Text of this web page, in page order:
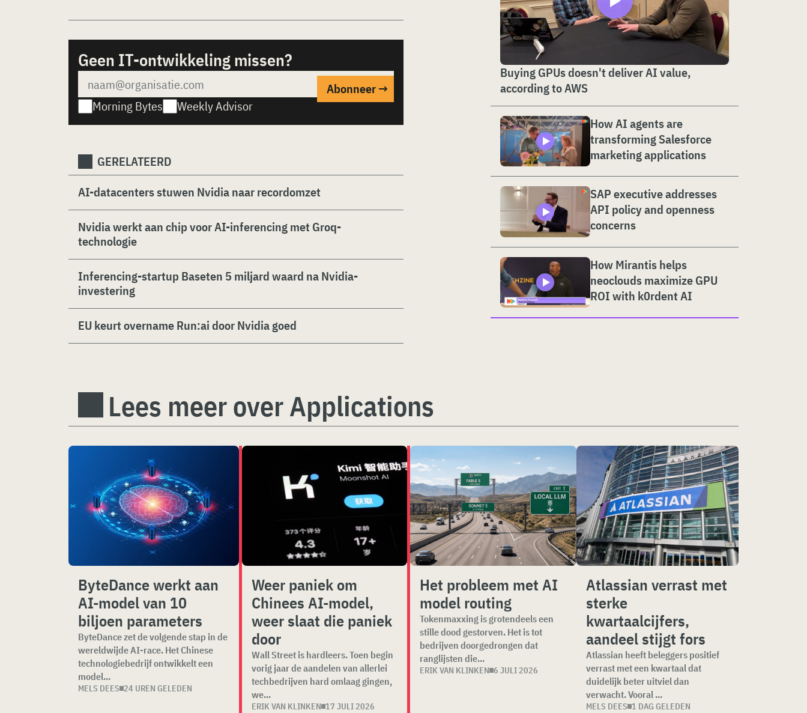
Geen IT-ontwikkeling missen?
Morning Bytes Weekly Advisor
GERELATEERD
AI-datacenters stuwen Nvidia naar recordomzet
Nvidia werkt aan chip voor AI-inferencing met Groq-
technologie
Inferencing-startup Baseten 5 miljard waard na Nvidia-
investering
EU keurt overname Run:ai door Nvidia goed
Buying GPUs doesn't deliver AI value,
according to AWS
How AI agents are
transforming Salesforce
marketing applications
SAP executive addresses
API policy and openness
concerns
How Mirantis helps
neoclouds maximize GPU
ROI with k0rdent AI
Lees meer over Applications
ByteDance werkt aan
AI-model van 10
biljoen parameters
ByteDance zet de volgende stap in de
wereldwijde AI-race. Het Chinese
technologiebedrijf ontwikkelt een
model...
MELS DEES 24 UREN GELEDEN
Weer paniek om
Chinees AI-model,
weer slaat die paniek
door
Wall Street is hardleers. Toen begin
vorig jaar de aandelen van allerlei
techbedrijven hard omlaag gingen,
we...
ERIK VAN KLINKEN 17 JULI 2026
Het probleem met AI
model routing
Tokenmaxxing is grotendeels een
stille dood gestorven. Het is tot
bedrijven doorgedrongen dat
ranglijsten die...
ERIK VAN KLINKEN 6 JULI 2026
Atlassian verrast met
sterke
kwartaalcijfers,
aandeel stijgt fors
Atlassian heeft beleggers positief
verrast met een kwartaal dat
duidelijk beter uitviel dan
verwacht. Vooral ...
MELS DEES 1 DAG GELEDEN